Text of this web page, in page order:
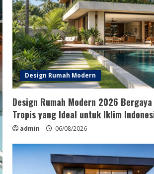
Design Rumah Modern
Design Rumah Modern 2026
Tropis yang Ideal untuk Iklim
admin 06/08/2026